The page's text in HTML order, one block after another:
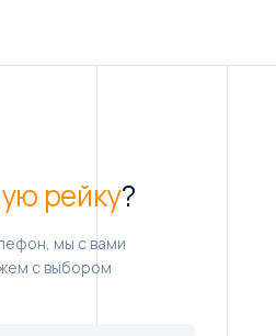
рейку?
мы с вами
с выбором